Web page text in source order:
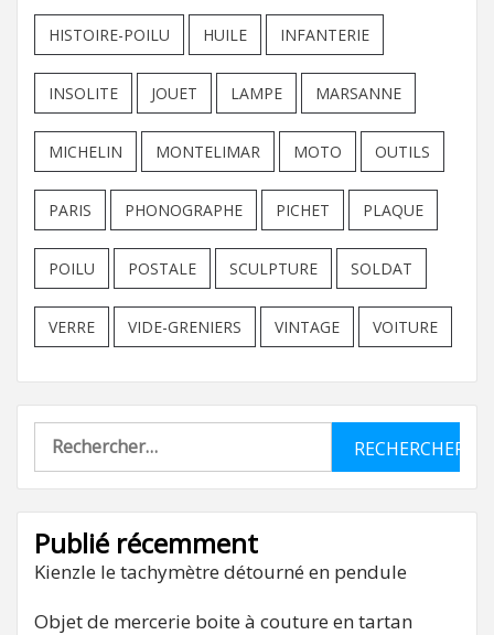
HISTOIRE-POILU HUILE INFANTERIE
INSOLITE JOUET LAMPE MARSANNE
MICHELIN MONTELIMAR MOTO OUTILS
PARIS PHONOGRAPHE PICHET PLAQUE
POILU POSTALE SCULPTURE SOLDAT
VERRE VIDE-GRENIERS VINTAGE VOITURE
Rechercher :
Publié récemment
Kienzle le tachymètre détourné en pendule
Objet de mercerie boite à couture en tartan